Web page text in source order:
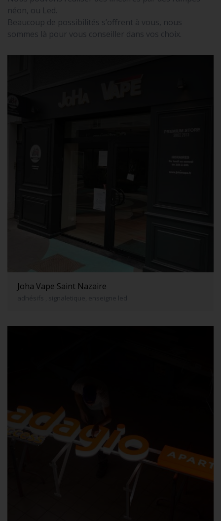
néon, ou Led.
Beaucoup de possibilités s’offrent à vous, nous
sommes là pour vous conseiller dans vos choix.
Joha Vape Saint Nazaire
adhésifs , signaletique, enseigne led